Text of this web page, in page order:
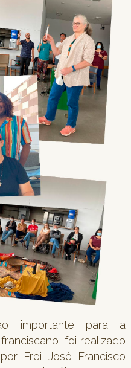
importante para a
foi realizado
Frei José Francisco